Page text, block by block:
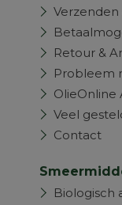
Retour &
Probleem
OlieOnline
Veel
Contact
Biologisch